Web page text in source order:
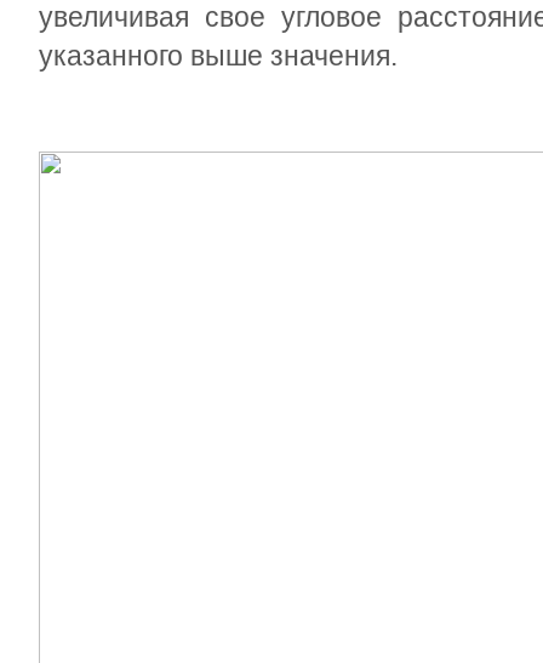
увеличивая свое угловое
указанного выше значения.